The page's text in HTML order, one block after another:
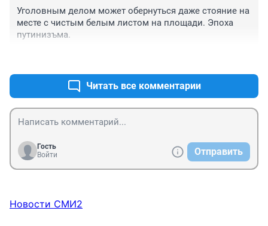
Уголовным делом может обернуться даже стояние на
месте с чистым белым листом на площади. Эпоха
путинизъма.
Читать все комментарии
Гость
Войти
Отправить
Новости СМИ2